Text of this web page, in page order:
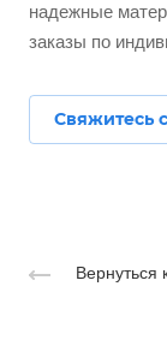
надежные
заказы по
Свяжитесь
Вернуться